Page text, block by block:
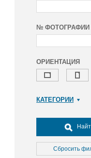
№ ФОТОГРАФИИ
ОРИЕНТАЦИЯ
КАТЕГОРИИ
Досуг, туризм и
Культура
Медицина
Сбросить